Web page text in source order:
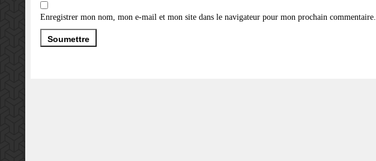
Enregistrer mon nom, mon e-mail et mon site dans le navigateur pour mon prochain commentaire.